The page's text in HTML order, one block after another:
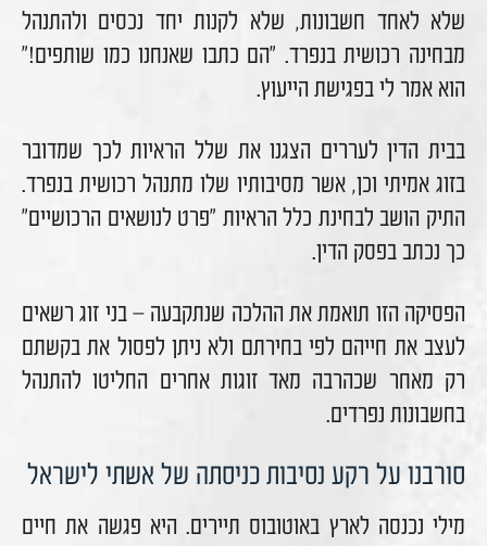
שלא לאחד חשבונות, שלא לקנות יחד נכסים ולהתנהל
מבחינה רכושית בנפרד. "הם כתבו שאנחנו כמו שותפים!"
הוא אמר לי בפגישת הייעוץ.
בבית הדין לעררים הצגנו את שלל הראיות לכך שמדובר
בזוג אמיתי וכן, אשר מסיבותיו שלו מתנהל רכושית בנפרד.
התיק הושב לבחינת כלל הראיות "פרט לנושאים הרכושיים"
כך נכתב בפסק הדין.
הפסיקה הזו תואמת את ההלכה שנתקבעה – בני זוג רשאים
לעצב את חייהם לפי בחירתם ולא ניתן לפסול את בקשתם
רק מאחר שכהרבה מאד זוגות אחרים החליטו להתנהל
בחשבונות נפרדים.
סורבנו על רקע נסיבות כניסתה של אשתי לישראל
מילי נכנסה לארץ באוטובוס תיירים. היא פגשה את חיים